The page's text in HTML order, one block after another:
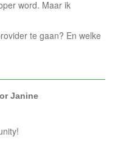
word. Maar ik
te gaan? En welke
Janine